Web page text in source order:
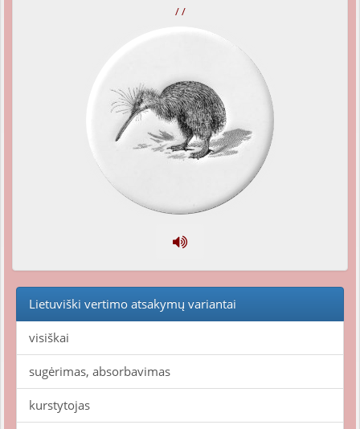
/ /
Lietuviški vertimo atsakymų variantai
visiškai
sugėrimas, absorbavimas
kurstytojas